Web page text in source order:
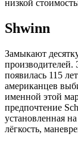
низкой
Shwinn
Замыкают
появилась 115
американцев
именной этой
предпочтение
установленная
лёгкость,